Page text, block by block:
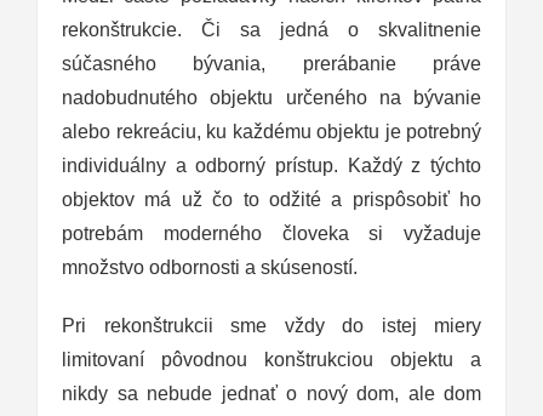
rekonštrukcie. Či sa jedná o skvalitnenie
súčasného bývania, prerábanie práve
nadobudnutého objektu určeného na bývanie
alebo rekreáciu, ku každému objektu je potrebný
individuálny a odborný prístup. Každý z týchto
objektov má už čo to odžité a prispôsobiť ho
potrebám moderného človeka si vyžaduje
množstvo odbornosti a skúseností.
Pri rekonštrukcii sme vždy do istej miery
limitovaní pôvodnou konštrukciou objektu a
nikdy sa nebude jednať o nový dom, ale dom